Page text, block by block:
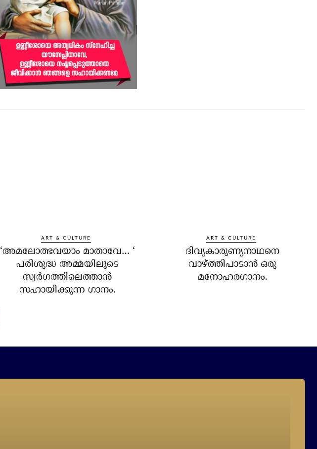
ART & CULTURE
‘അമലോത്ഭവയാം മാതാവേ… ‘
പരിശുദ്ധ അമ്മയിലൂടെ
സ്വര്‍ഗത്തിലെത്താന്‍
സഹായിക്കുന്ന ഗാനം.
ART & CULTURE
ദിവ്യകാരുണ്യനാഥനെ
വാഴ്ത്തിപാടാന്‍ ഒരു
മനോഹരഗാനം.